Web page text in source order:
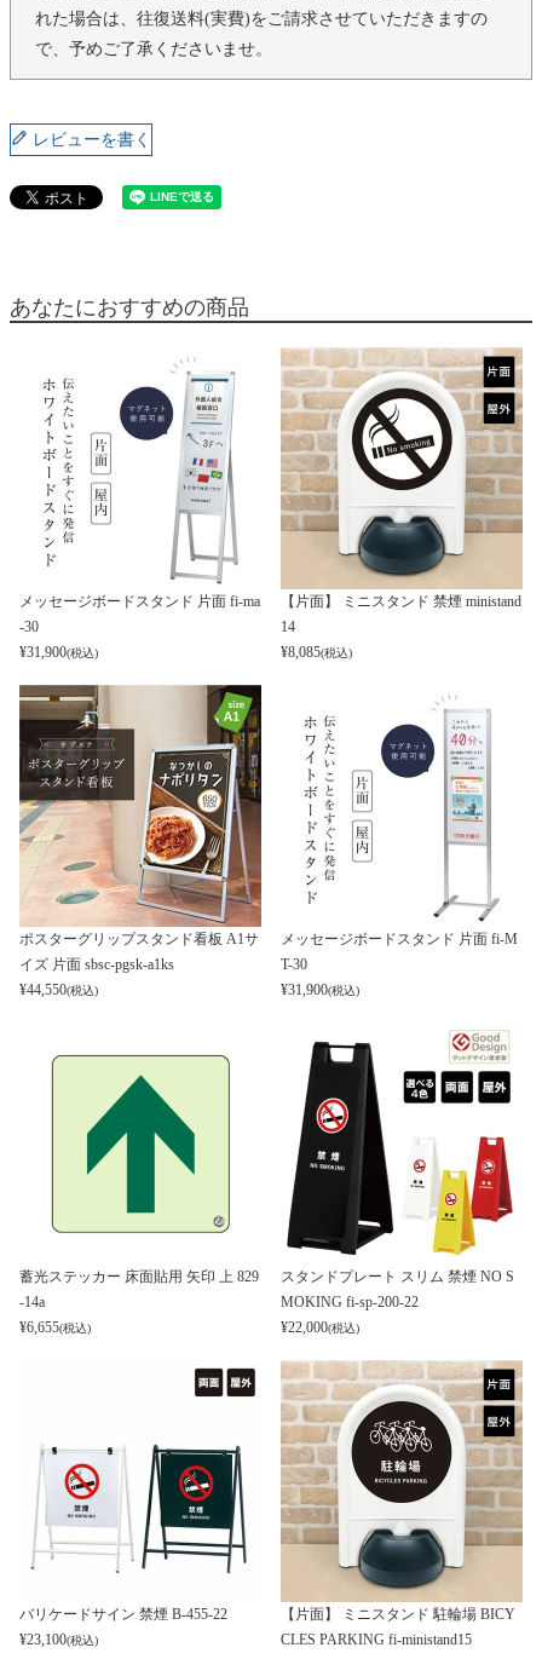
れた場合は、往復送料(実費)をご請求させていただきますの
で、予めご了承くださいませ。
レビューを書く
あなたにおすすめの商品
メッセージボードスタンド 片面 fi-ma
-30
¥31,900(税込)
【片面】 ミニスタンド 禁煙 ministand
14
¥8,085(税込)
ポスターグリップスタンド看板 A1サ
イズ 片面 sbsc-pgsk-a1ks
¥44,550(税込)
メッセージボードスタンド 片面 fi-M
T-30
¥31,900(税込)
蓄光ステッカー 床面貼用 矢印 上 829
-14a
¥6,655(税込)
スタンドプレート スリム 禁煙 NO S
MOKING fi-sp-200-22
¥22,000(税込)
バリケードサイン 禁煙 B-455-22
¥23,100(税込)
【片面】 ミニスタンド 駐輪場 BICY
CLES PARKING fi-ministand15